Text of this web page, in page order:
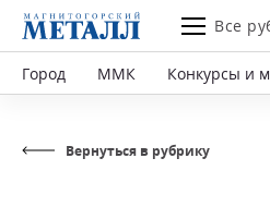
Все
Город ММК Конкурсы и
Вернуться в рубрику